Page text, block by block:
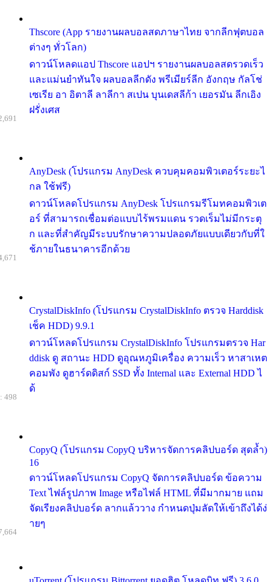
Thscore (App รายงานผลบอลสดภาษาไทย จากลีกฟุตบอล
ต่างๆ ทั่วโลก)
ดาวน์โหลดแอป Thscore แอปฯ รายงานผลบอลสดรวดเร็ว
และแม่นยำทันใจ ผลบอลลีกดัง พรีเมียร์ลีก อังกฤษ กัลโช่
เซเรีย อา อิตาลี ลาลีกา สเปน บุนเดสลีก้า เยอรมัน ลีกเอิง
ฝรั่งเศส
AnyDesk (โปรแกรม AnyDesk ควบคุมคอมพิวเตอร์ระยะไ
กล ใช้ฟรี)
ดาวน์โหลดโปรแกรม AnyDesk โปรแกรมรีโมทคอมพิวเต
อร์ ที่สามารถเชื่อมต่อแบบไร้พรมแดน รวดเร็มไม่มีกระตุ
ก และที่สำคัญมีระบบรักษาความปลอดภัยแบบเดียวกับที่ใ
ช้ภายในธนาคารอีกด้วย
CrystalDiskInfo (โปรแกรม CrystalDiskInfo ตรวจ Harddisk
เช็ค HDD) 9.9.1
ดาวน์โหลดโปรแกรม CrystalDiskInfo โปรแกรมตรวจ Har
ddisk ดู สถานะ HDD ดูอุณหภูมิเครื่อง ความเร็ว หาสาเหต
คอมพัง ดูฮาร์ดดิสก์ SSD ทั้ง Internal และ External HDD ไ
ด้
CopyQ (โปรแกรม CopyQ บริหารจัดการคลิปบอร์ด สุดล้ำ)
16
ดาวน์โหลดโปรแกรม CopyQ จัดการคลิปบอร์ด ข้อความ
Text ไฟล์รูปภาพ Image หรือไฟล์ HTML ที่มีมากมาย แถม
จัดเรียงคลิปบอร์ด ลากแล้ววาง กำหนดปุ่มลัดให้เข้าถึงได้ง่
ายๆ
498